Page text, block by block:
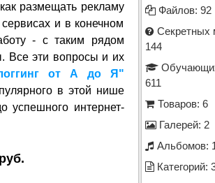
размещать рекламу
и в конечном
- с таким рядом
Все эти вопросы и их
от А до Я"
в этой нише
успешного интернет-
Файлов: 92
Секретных
144
611
Товаров: 6
Галерей: 2
Альбомов:
Категорий: